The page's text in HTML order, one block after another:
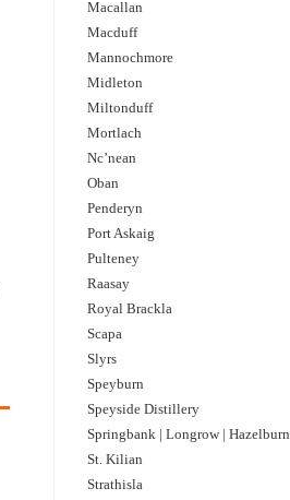
Macallan
Macduff
Mannochmore
Midleton
Miltonduff
Mortlach
Nc’nean
Oban
Penderyn
Port Askaig
Pulteney
Raasay
Royal Brackla
Scapa
Slyrs
Speyburn
Speyside Distillery
Springbank | Longrow | Hazelburn
St. Kilian
Strathisla